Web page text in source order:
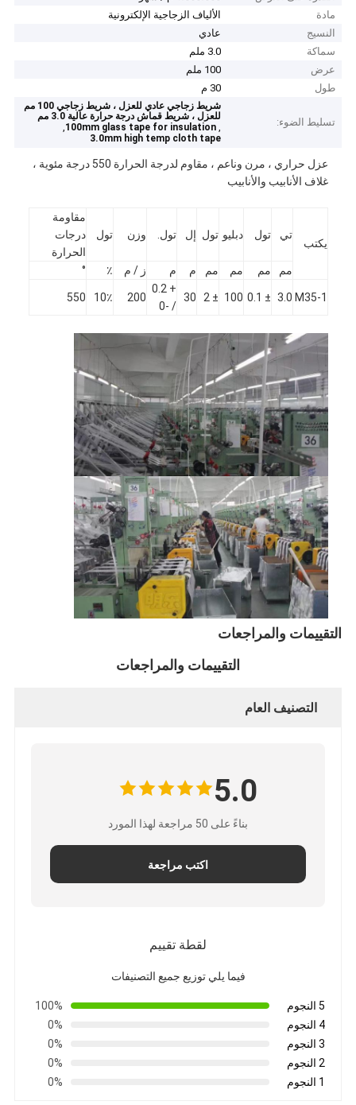
الصفحة الرئيسية
منتجات
مادة
الألياف الزجاجية الإلكترونية
النسيج
عادي
سماكة
3.0 ملم
عرض
100 ملم
طول
30 م
تسليط الضوء:
شريط زجاجي عادي للعزل ، شريط زجاجي 100 مم
للعزل ، شريط قماش درجة حرارة عالية 3.0 مم
,
100mm glass tape for insulation
,
3.0mm high temp cloth tape
عزل حراري ، مرن وناعم ، مقاوم لدرجة الحرارة 550 درجة مئوية ،
غلاف الأنابيب والأنابيب
يكتب
تي تول دبليو تول إل تول. وزن تول
مقاومة
درجات
الحرارة
مم
مم مم مم م م ز / م ٪ °
M35-1
3.0
± 0.1
100
± 2
30
+ 0.2
/ -0
200 10٪ 550
التقييمات والمراجعات
التقييمات والمراجعات
التصنيف العام
5.0
بناءً على 50 مراجعة لهذا المورد
اكتب مراجعة
لقطة تقييم
فيما يلي توزيع جميع التصنيفات
5 النجوم
100%
4 النجوم
0%
3 النجوم
0%
2 النجوم
0%
1 النجوم
0%